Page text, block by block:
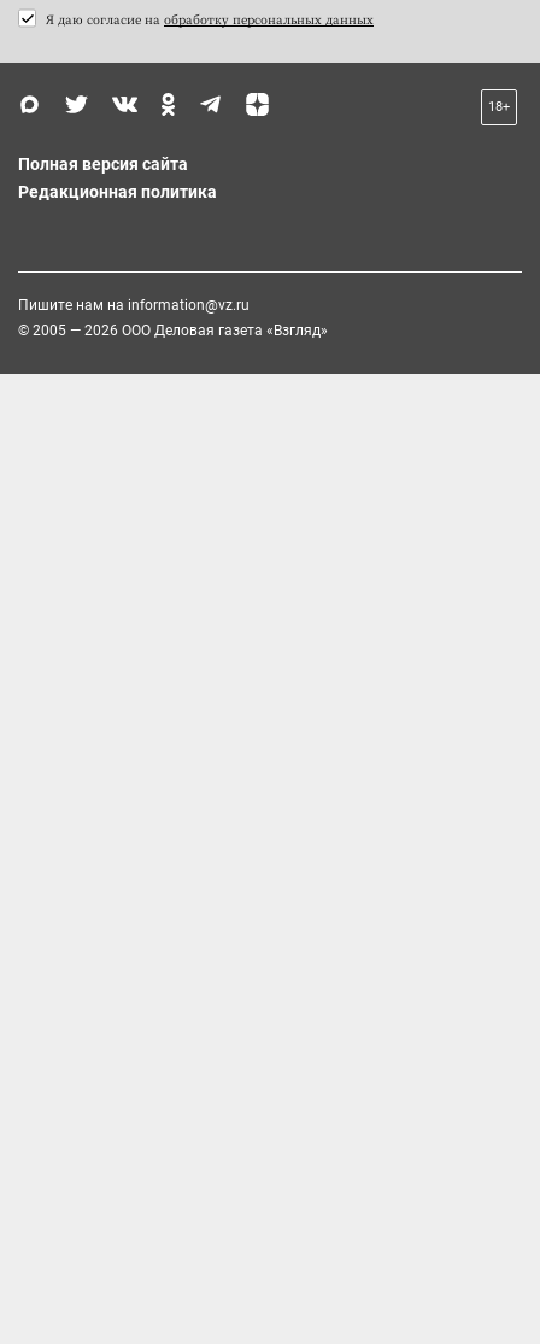
Я даю согласие на обработку персональных данных
18+
Полная версия сайта
Редакционная политика
Пишите нам на information@vz.ru
© 2005 — 2026 ООО Деловая газета «Взгляд»